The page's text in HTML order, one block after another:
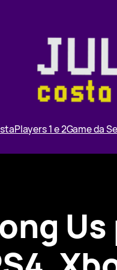
Players 1 e 2Game da